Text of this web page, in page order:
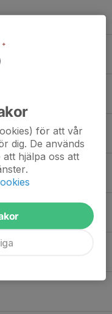
säs. 14/15
för att vår
dig. De används
hjälpa oss att